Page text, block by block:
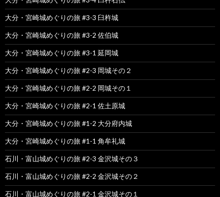
大分・宮崎城めぐりの旅 #3-3 臼杵城
大分・宮崎城めぐりの旅 #3-2 佐伯城
大分・宮崎城めぐりの旅 #3-1 延岡城
大分・宮崎城めぐりの旅 #2-3 岡城その２
大分・宮崎城めぐりの旅 #2-2 岡城その１
大分・宮崎城めぐりの旅 #2-1 佐土原城
大分・宮崎城めぐりの旅 #1-2 大分府内城
大分・宮崎城めぐりの旅 #1-1 角牟礼城
石川・富山城めぐりの旅 #2-3 金沢城その３
石川・富山城めぐりの旅 #2-2 金沢城その２
石川・富山城めぐりの旅 #2-1 金沢城その１